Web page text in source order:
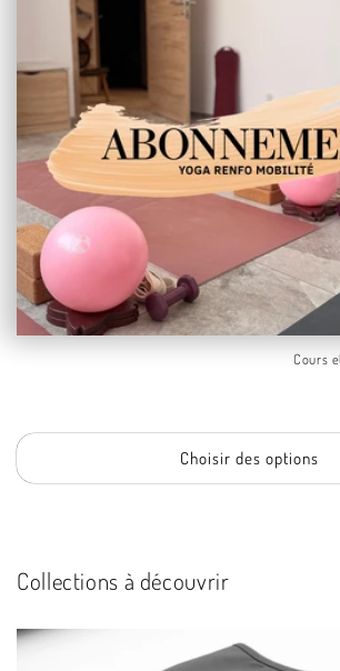
Cours
Choisir des options
Collections à découvrir